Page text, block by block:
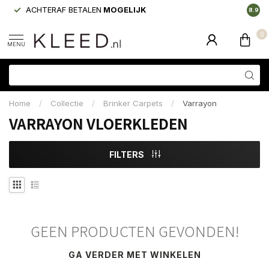
ACHTERAF BETALEN MOGELIJK 8.9
MENU
0
Home / Collectie / Brinker Carpets / Varrayon
VARRAYON VLOERKLEDEN
FILTERS
GEEN PRODUCTEN GEVONDEN!
GA VERDER MET WINKELEN